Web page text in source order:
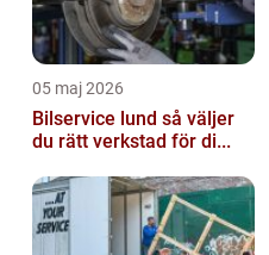
05 maj 2026
Bilservice lund så väljer
du rätt verkstad för di...